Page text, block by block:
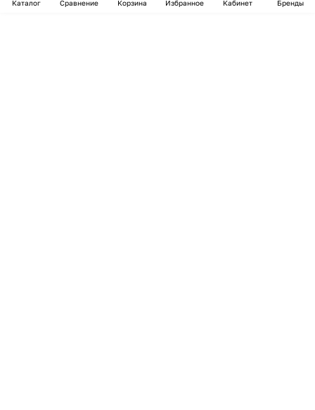
Каталог Сравнение Корзина Избранное Кабинет Бренды